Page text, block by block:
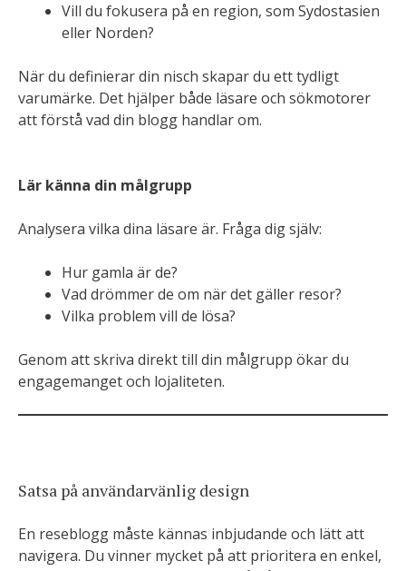
Vill du fokusera på en region, som Sydostasien
eller Norden?
När du definierar din nisch skapar du ett tydligt
varumärke. Det hjälper både läsare och sökmotorer
att förstå vad din blogg handlar om.
Lär känna din målgrupp
Analysera vilka dina läsare är. Fråga dig själv:
Hur gamla är de?
Vad drömmer de om när det gäller resor?
Vilka problem vill de lösa?
Genom att skriva direkt till din målgrupp ökar du
engagemanget och lojaliteten.
Satsa på användarvänlig design
En reseblogg måste kännas inbjudande och lätt att
navigera. Du vinner mycket på att prioritera en enkel,